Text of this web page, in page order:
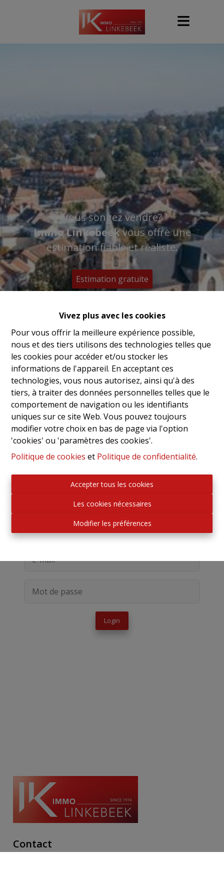
Vivez plus avec les cookies
Pour vous offrir la meilleure expérience possible,
nous et des tiers utilisons des technologies telles que
les cookies pour accéder et/ou stocker les
informations de l'appareil. En acceptant ces
technologies, vous nous autorisez, ainsi qu'à des
tiers, à traiter des données personnelles telles que le
comportement de navigation ou les identifiants
uniques sur ce site Web. Vous pouvez toujours
modifier votre choix en bas de page via l'option
'cookies' ou 'paramètres des cookies'.
Politique de cookies et Politique de confidentialité.
Accepter tous les cookies
Les cookies nécessaires
Modifier les préférences
Vous songez vendre?
Immo Linkebeekvous offre une
estimation fiable et réaliste.
Estimation gratuite
Accès propriétaire
Login
Contact